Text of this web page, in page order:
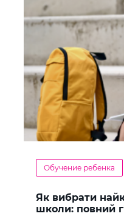
Обучение ребенка
Як вибрати
школи: повний